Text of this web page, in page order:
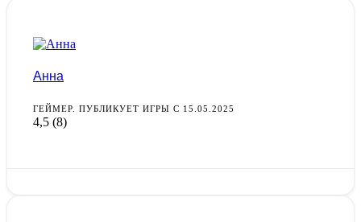
Анна
ГЕЙМЕР. ПУБЛИКУЕТ ИГРЫ С 15.05.2025
4,5 (8)